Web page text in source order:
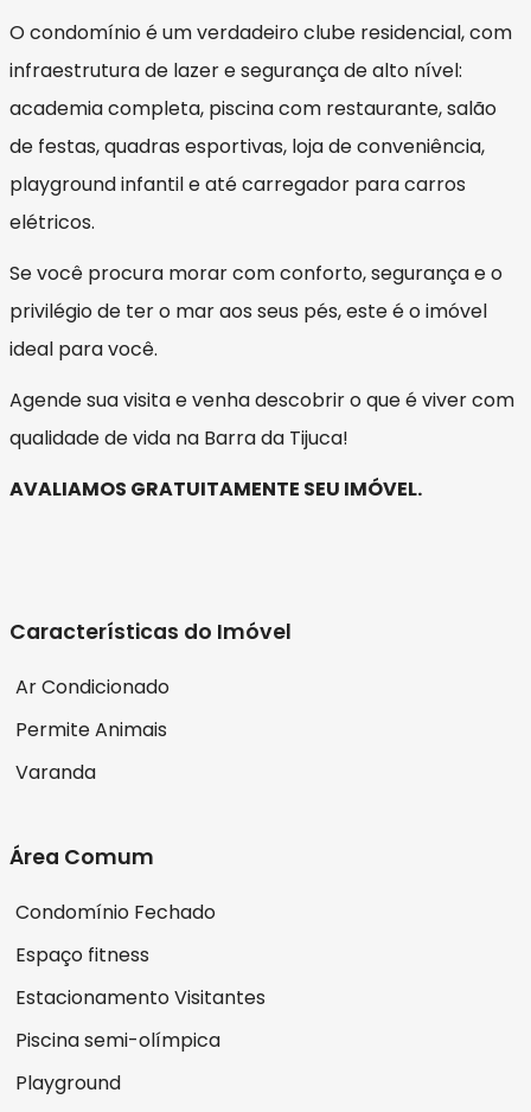
O condomínio é um verdadeiro clube residencial, com
infraestrutura de lazer e segurança de alto nível:
academia completa, piscina com restaurante, salão
de festas, quadras esportivas, loja de conveniência,
playground infantil e até carregador para carros
elétricos.
Se você procura morar com conforto, segurança e o
privilégio de ter o mar aos seus pés, este é o imóvel
ideal para você.
Agende sua visita e venha descobrir o que é viver com
qualidade de vida na Barra da Tijuca!
AVALIAMOS GRATUITAMENTE SEU IMÓVEL.
Características do Imóvel
Ar Condicionado
Permite Animais
Varanda
Área Comum
Condomínio Fechado
Espaço fitness
Estacionamento Visitantes
Piscina semi-olímpica
Playground